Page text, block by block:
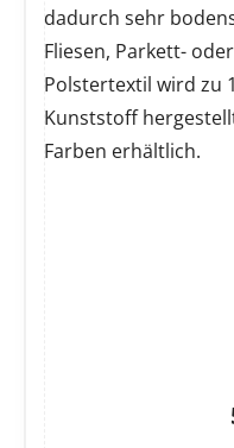
dadurch sehr
Fliesen, Parkett-
Polstertextil wird zu
Kunststoff
Farben erhältlich.